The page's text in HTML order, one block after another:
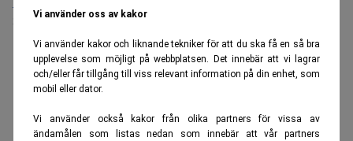
Vi använder oss av kakor
Vi använder kakor och liknande tekniker för att du ska få en så bra
upplevelse som möjligt på webbplatsen. Det innebär att vi lagrar
och/eller får tillgång till viss relevant information på din enhet, som
mobil eller dator.
Vi använder också kakor från olika partners för vissa av
ändamålen som listas nedan som innebär att vår partners
Sista ansökningsdag:13/06/2026
ANNONS